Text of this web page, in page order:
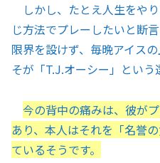
しかし、たとえ人生をや
じ方法でプレーしたいと断
限界を設けず、毎晩アイス
そが「T.J.オーシー」という
今の背中の痛みは、彼が
あり、本人はそれを「名誉
ているそうです。